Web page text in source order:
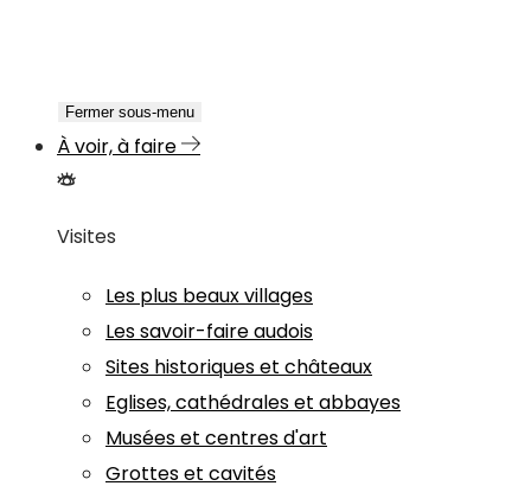
Fermer sous-menu
À voir, à faire
Visites
Les plus beaux villages
Les savoir-faire audois
Sites historiques et châteaux
Eglises, cathédrales et abbayes
Musées et centres d'art
Grottes et cavités